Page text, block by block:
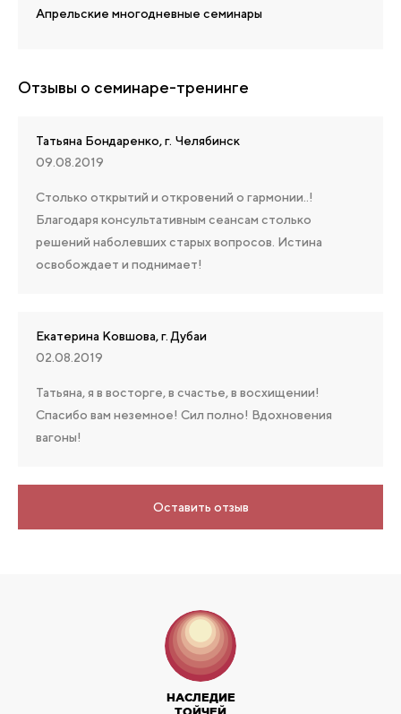
Апрельские многодневные семинары
Отзывы о семинаре-тренинге
Татьяна Бондаренко, г. Челябинск
09.08.2019
Столько открытий и откровений о гармонии..!
Благодаря консультативным сеансам столько
решений наболевших старых вопросов. Истина
освобождает и поднимает!
Екатерина Ковшова, г. Дубаи
02.08.2019
Татьяна, я в восторге, в счастье, в восхищении!
Спасибо вам неземное! Сил полно! Вдохновения
вагоны!
Оставить отзыв
НАСЛЕДИЕ